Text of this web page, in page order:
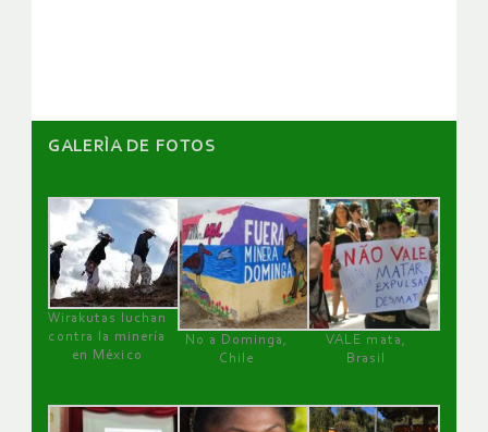
GALERÌA DE FOTOS
Wirakutas luchan
contra la minería
en México
No a Dominga,
Chile
VALE mata,
Brasil